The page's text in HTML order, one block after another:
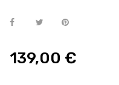
139,00 €